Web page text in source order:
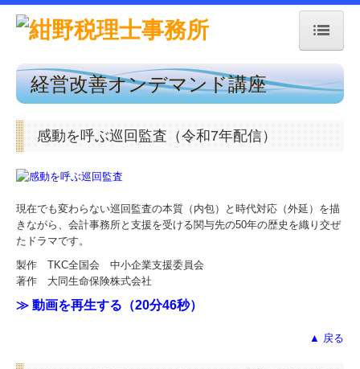
トップページ
業務案内
採用情報
セミナー案内
経営改善オンデマンド講座
感動を呼ぶ巡回監査（令和7年配信）
現在でも変わらない巡回監査の本質（内包）と時代対応（外延）を描
きながら、会計事務所と支援を受ける関与先の50年の歴史を織り交ぜ
たドラマです。
製作 TKC全国会 中小企業支援委員会
著作 大同生命保険株式会社
≫ 動画を再生する（20分46秒）
▲ 戻る